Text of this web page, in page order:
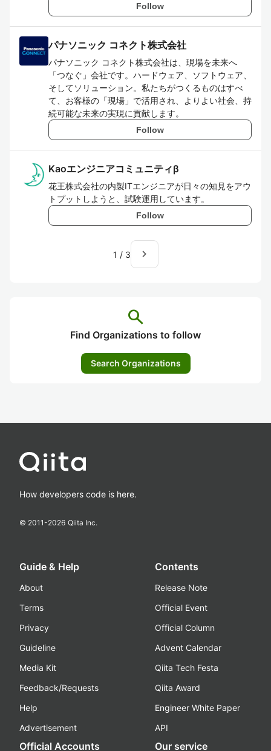
Follow
パナソニック コネクト株式会社
パナソニック コネクト株式会社は、現場を未来へ
「つなぐ」会社です。ハードウェア、ソフトウェア、
そしてソリューション。私たちがつくるものはすべ
て、お客様の「現場」で活用され、よりよい社会、持
続可能な未来の実現に貢献します。
Follow
Kaoエンジニアコミュニティβ
花王株式会社の内製ITエンジニアが日々の知見をアウ
トプットしようと、試験運用しています。
Follow
1 / 3 navigate_next
search
Find Organizations to follow
Search Organizations
How developers code is here.
© 2011-2026 Qiita Inc.
Guide & Help
About
Terms
Privacy
Guideline
Media Kit
Feedback/Requests
Help
Advertisement
Contents
Release Note
Official Event
Official Column
Advent Calendar
Qiita Tech Festa
Qiita Award
Engineer White Paper
API
Official Accounts Our service